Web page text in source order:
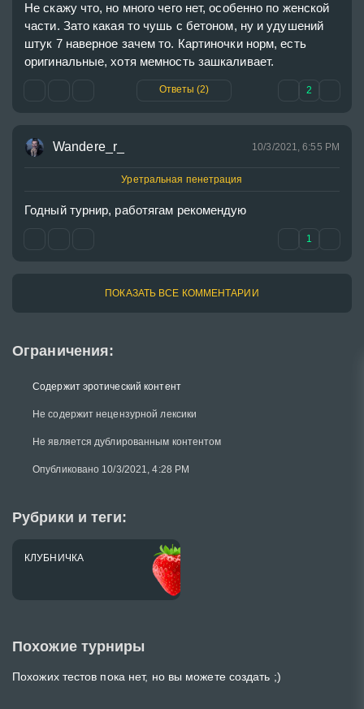
Ограничения:
Содержит эротический контент
Не содержит нецензурной лексики
Не является дублированным контентом
Опубликовано 10/3/2021, 4:28 PM
Рубрики и теги:
КЛУБНИЧКА
Не скажу что, но много чего нет, особенно по женской
части. Зато какая то чушь с бетоном, ну и удушений
штук 7 наверное зачем то. Картиночки норм, есть
оригинальные, хотя мемность зашкаливает.
Ответы (2) 2
Wandere_r_ 10/3/2021, 6:55 PM
Уретральная пенетрация
Годный турнир, работягам рекомендую
1
ПОКАЗАТЬ ВСЕ КОММЕНТАРИИ
Похожие турниры
Похожих тестов пока нет, но вы можете создать ;)